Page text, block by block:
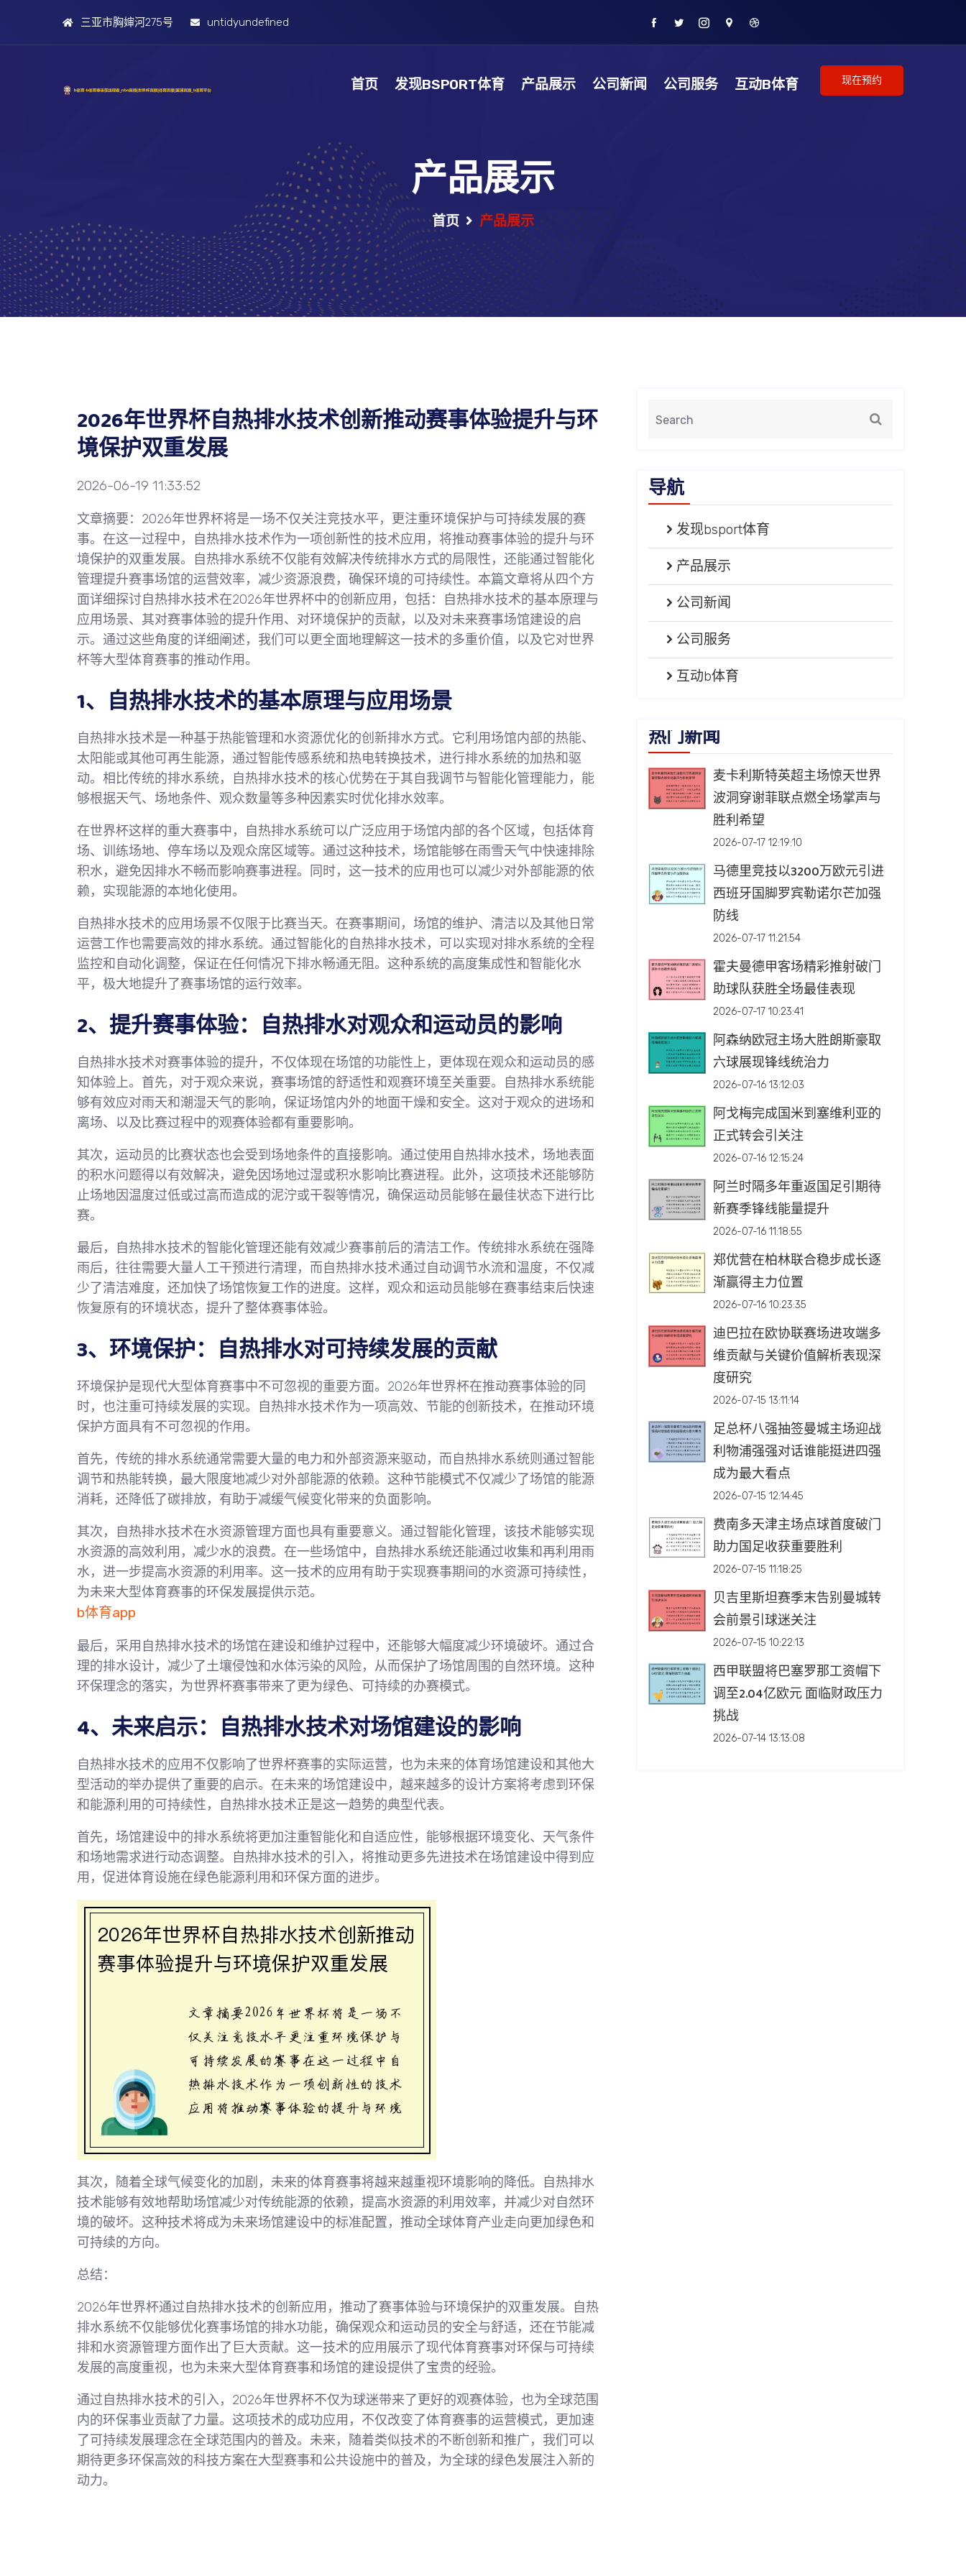
三亚市胸婶河275号 untidyundefined
首页 发现BSPORT体育 产品展示 公司新闻 公司服务 互动B体育 现在预约
产品展示
首页 产品展示
2026年世界杯自热排水技术创新推动赛事体验提升与环
境保护双重发展
2026-06-19 11:33:52
文章摘要：2026年世界杯将是一场不仅关注竞技水平，更注重环境保护与可持续发展的赛
事。在这一过程中，自热排水技术作为一项创新性的技术应用，将推动赛事体验的提升与环
境保护的双重发展。自热排水系统不仅能有效解决传统排水方式的局限性，还能通过智能化
管理提升赛事场馆的运营效率，减少资源浪费，确保环境的可持续性。本篇文章将从四个方
面详细探讨自热排水技术在2026年世界杯中的创新应用，包括：自热排水技术的基本原理与
应用场景、其对赛事体验的提升作用、对环境保护的贡献，以及对未来赛事场馆建设的启
示。通过这些角度的详细阐述，我们可以更全面地理解这一技术的多重价值，以及它对世界
杯等大型体育赛事的推动作用。
1、自热排水技术的基本原理与应用场景
自热排水技术是一种基于热能管理和水资源优化的创新排水方式。它利用场馆内部的热能、
太阳能或其他可再生能源，通过智能传感系统和热电转换技术，进行排水系统的加热和驱
动。相比传统的排水系统，自热排水技术的核心优势在于其自我调节与智能化管理能力，能
够根据天气、场地条件、观众数量等多种因素实时优化排水效率。
在世界杯这样的重大赛事中，自热排水系统可以广泛应用于场馆内部的各个区域，包括体育
场、训练场地、停车场以及观众席区域等。通过这种技术，场馆能够在雨雪天气中快速排除
积水，避免因排水不畅而影响赛事进程。同时，这一技术的应用也可以减少对外部能源的依
赖，实现能源的本地化使用。
自热排水技术的应用场景不仅限于比赛当天。在赛事期间，场馆的维护、清洁以及其他日常
运营工作也需要高效的排水系统。通过智能化的自热排水技术，可以实现对排水系统的全程
监控和自动化调整，保证在任何情况下排水畅通无阻。这种系统的高度集成性和智能化水
平，极大地提升了赛事场馆的运行效率。
2、提升赛事体验：自热排水对观众和运动员的影响
自热排水技术对赛事体验的提升，不仅体现在场馆的功能性上，更体现在观众和运动员的感
知体验上。首先，对于观众来说，赛事场馆的舒适性和观赛环境至关重要。自热排水系统能
够有效应对雨天和潮湿天气的影响，保证场馆内外的地面干燥和安全。这对于观众的进场和
离场、以及比赛过程中的观赛体验都有重要影响。
其次，运动员的比赛状态也会受到场地条件的直接影响。通过使用自热排水技术，场地表面
的积水问题得以有效解决，避免因场地过湿或积水影响比赛进程。此外，这项技术还能够防
止场地因温度过低或过高而造成的泥泞或干裂等情况，确保运动员能够在最佳状态下进行比
赛。
最后，自热排水技术的智能化管理还能有效减少赛事前后的清洁工作。传统排水系统在强降
雨后，往往需要大量人工干预进行清理，而自热排水技术通过自动调节水流和温度，不仅减
少了清洁难度，还加快了场馆恢复工作的进度。这样，观众和运动员能够在赛事结束后快速
恢复原有的环境状态，提升了整体赛事体验。
3、环境保护：自热排水对可持续发展的贡献
环境保护是现代大型体育赛事中不可忽视的重要方面。2026年世界杯在推动赛事体验的同
时，也注重可持续发展的实现。自热排水技术作为一项高效、节能的创新技术，在推动环境
保护方面具有不可忽视的作用。
首先，传统的排水系统通常需要大量的电力和外部资源来驱动，而自热排水系统则通过智能
调节和热能转换，最大限度地减少对外部能源的依赖。这种节能模式不仅减少了场馆的能源
消耗，还降低了碳排放，有助于减缓气候变化带来的负面影响。
其次，自热排水技术在水资源管理方面也具有重要意义。通过智能化管理，该技术能够实现
水资源的高效利用，减少水的浪费。在一些场馆中，自热排水系统还能通过收集和再利用雨
水，进一步提高水资源的利用率。这一技术的应用有助于实现赛事期间的水资源可持续性，
为未来大型体育赛事的环保发展提供示范。
b体育app
最后，采用自热排水技术的场馆在建设和维护过程中，还能够大幅度减少环境破坏。通过合
理的排水设计，减少了土壤侵蚀和水体污染的风险，从而保护了场馆周围的自然环境。这种
环保理念的落实，为世界杯赛事带来了更为绿色、可持续的办赛模式。
4、未来启示：自热排水技术对场馆建设的影响
自热排水技术的应用不仅影响了世界杯赛事的实际运营，也为未来的体育场馆建设和其他大
型活动的举办提供了重要的启示。在未来的场馆建设中，越来越多的设计方案将考虑到环保
和能源利用的可持续性，自热排水技术正是这一趋势的典型代表。
首先，场馆建设中的排水系统将更加注重智能化和自适应性，能够根据环境变化、天气条件
和场地需求进行动态调整。自热排水技术的引入，将推动更多先进技术在场馆建设中得到应
用，促进体育设施在绿色能源利用和环保方面的进步。
其次，随着全球气候变化的加剧，未来的体育赛事将越来越重视环境影响的降低。自热排水
技术能够有效地帮助场馆减少对传统能源的依赖，提高水资源的利用效率，并减少对自然环
境的破坏。这种技术将成为未来场馆建设中的标准配置，推动全球体育产业走向更加绿色和
可持续的方向。
总结：
2026年世界杯通过自热排水技术的创新应用，推动了赛事体验与环境保护的双重发展。自热
排水系统不仅能够优化赛事场馆的排水功能，确保观众和运动员的安全与舒适，还在节能减
排和水资源管理方面作出了巨大贡献。这一技术的应用展示了现代体育赛事对环保与可持续
发展的高度重视，也为未来大型体育赛事和场馆的建设提供了宝贵的经验。
通过自热排水技术的引入，2026年世界杯不仅为球迷带来了更好的观赛体验，也为全球范围
内的环保事业贡献了力量。这项技术的成功应用，不仅改变了体育赛事的运营模式，更加速
了可持续发展理念在全球范围内的普及。未来，随着类似技术的不断创新和推广，我们可以
期待更多环保高效的科技方案在大型赛事和公共设施中的普及，为全球的绿色发展注入新的
动力。
导航
发现bsport体育
产品展示
公司新闻
公司服务
互动b体育
热门新闻
麦卡利斯特英超主场惊天世界
波洞穿谢菲联点燃全场掌声与
胜利希望
2026-07-17 12:19:10
马德里竞技以3200万欧元引进
西班牙国脚罗宾勒诺尔芒加强
防线
2026-07-17 11:21:54
霍夫曼德甲客场精彩推射破门
助球队获胜全场最佳表现
2026-07-17 10:23:41
阿森纳欧冠主场大胜朗斯豪取
六球展现锋线统治力
2026-07-16 13:12:03
阿戈梅完成国米到塞维利亚的
正式转会引关注
2026-07-16 12:15:24
阿兰时隔多年重返国足引期待
新赛季锋线能量提升
2026-07-16 11:18:55
郑优营在柏林联合稳步成长逐
渐赢得主力位置
2026-07-16 10:23:35
迪巴拉在欧协联赛场进攻端多
维贡献与关键价值解析表现深
度研究
2026-07-15 13:11:14
足总杯八强抽签曼城主场迎战
利物浦强强对话谁能挺进四强
成为最大看点
2026-07-15 12:14:45
费南多天津主场点球首度破门
助力国足收获重要胜利
2026-07-15 11:18:25
贝吉里斯坦赛季末告别曼城转
会前景引球迷关注
2026-07-15 10:22:13
西甲联盟将巴塞罗那工资帽下
调至2.04亿欧元 面临财政压力
挑战
2026-07-14 13:13:08